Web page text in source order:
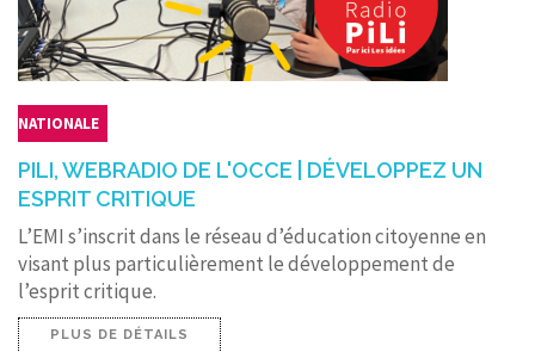
NATIONALE
PILI, WEBRADIO DE L'OCCE | DÉVELOPPEZ UN
ESPRIT CRITIQUE
L’EMI s’inscrit dans le réseau d’éducation citoyenne en
visant plus particulièrement le développement de
l’esprit critique.
PLUS DE DÉTAILS